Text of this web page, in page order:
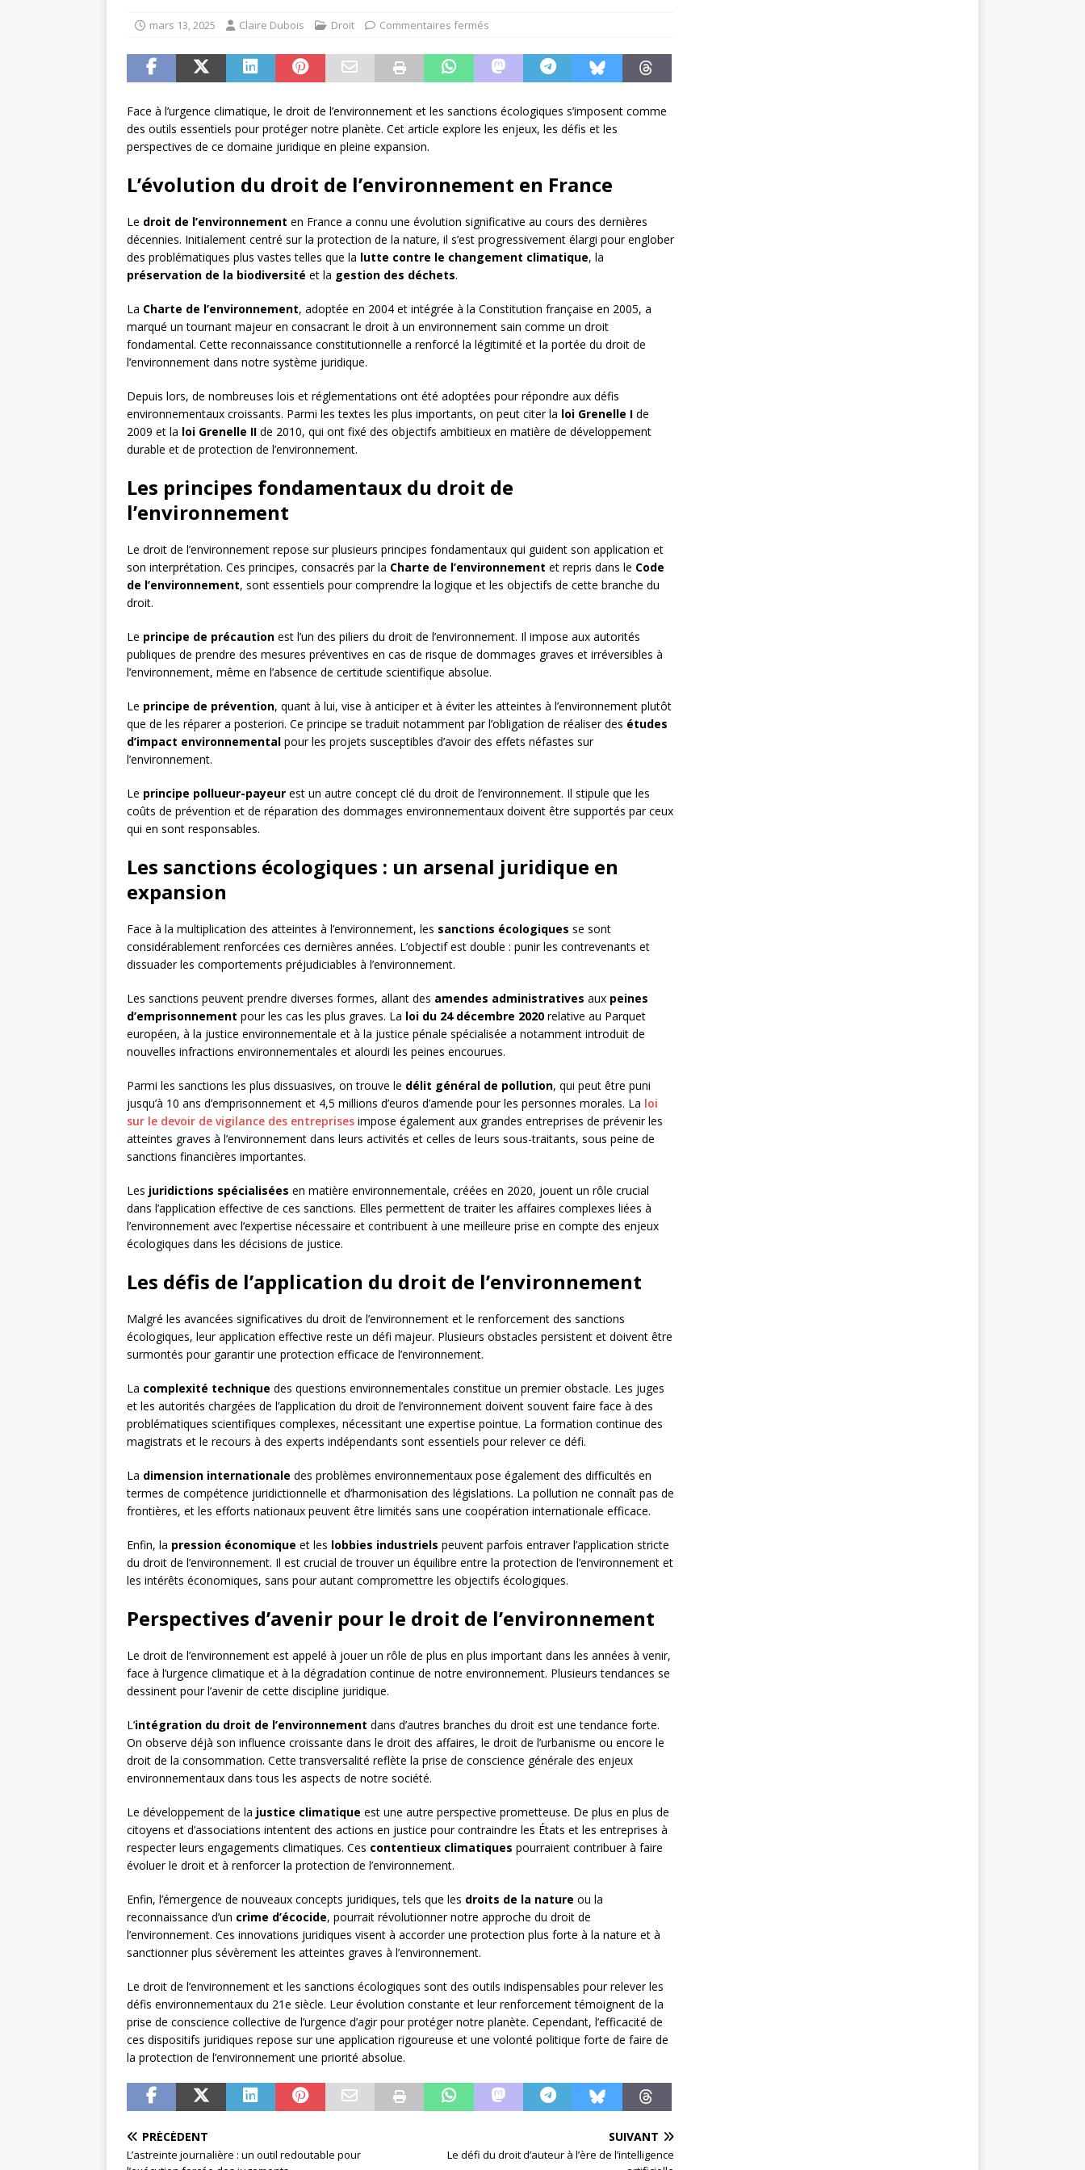
mars 13, 2025 Claire Dubois Droit Commentaires fermés
Face à l’urgence climatique, le droit de l’environnement et les sanctions écologiques s’imposent comme
des outils essentiels pour protéger notre planète. Cet article explore les enjeux, les défis et les
perspectives de ce domaine juridique en pleine expansion.
L’évolution du droit de l’environnement en France
Le droit de l’environnement en France a connu une évolution significative au cours des dernières
décennies. Initialement centré sur la protection de la nature, il s’est progressivement élargi pour englober
des problématiques plus vastes telles que la lutte contre le changement climatique, la
préservation de la biodiversité et la gestion des déchets.
La Charte de l’environnement, adoptée en 2004 et intégrée à la Constitution française en 2005, a
marqué un tournant majeur en consacrant le droit à un environnement sain comme un droit
fondamental. Cette reconnaissance constitutionnelle a renforcé la légitimité et la portée du droit de
l’environnement dans notre système juridique.
Depuis lors, de nombreuses lois et réglementations ont été adoptées pour répondre aux défis
environnementaux croissants. Parmi les textes les plus importants, on peut citer la loi Grenelle I de
2009 et la loi Grenelle II de 2010, qui ont fixé des objectifs ambitieux en matière de développement
durable et de protection de l’environnement.
Les principes fondamentaux du droit de
l’environnement
Le droit de l’environnement repose sur plusieurs principes fondamentaux qui guident son application et
son interprétation. Ces principes, consacrés par la Charte de l’environnement et repris dans le Code
de l’environnement, sont essentiels pour comprendre la logique et les objectifs de cette branche du
droit.
Le principe de précaution est l’un des piliers du droit de l’environnement. Il impose aux autorités
publiques de prendre des mesures préventives en cas de risque de dommages graves et irréversibles à
l’environnement, même en l’absence de certitude scientifique absolue.
Le principe de prévention, quant à lui, vise à anticiper et à éviter les atteintes à l’environnement plutôt
que de les réparer a posteriori. Ce principe se traduit notamment par l’obligation de réaliser des études
d’impact environnemental pour les projets susceptibles d’avoir des effets néfastes sur
l’environnement.
Le principe pollueur-payeur est un autre concept clé du droit de l’environnement. Il stipule que les
coûts de prévention et de réparation des dommages environnementaux doivent être supportés par ceux
qui en sont responsables.
Les sanctions écologiques : un arsenal juridique en
expansion
Face à la multiplication des atteintes à l’environnement, les sanctions écologiques se sont
considérablement renforcées ces dernières années. L’objectif est double : punir les contrevenants et
dissuader les comportements préjudiciables à l’environnement.
Les sanctions peuvent prendre diverses formes, allant des amendes administratives aux peines
d’emprisonnement pour les cas les plus graves. La loi du 24 décembre 2020 relative au Parquet
européen, à la justice environnementale et à la justice pénale spécialisée a notamment introduit de
nouvelles infractions environnementales et alourdi les peines encourues.
Parmi les sanctions les plus dissuasives, on trouve le délit général de pollution, qui peut être puni
jusqu’à 10 ans d’emprisonnement et 4,5 millions d’euros d’amende pour les personnes morales. La loi
sur le devoir de vigilance des entreprises impose également aux grandes entreprises de prévenir les
atteintes graves à l’environnement dans leurs activités et celles de leurs sous-traitants, sous peine de
sanctions financières importantes.
Les juridictions spécialisées en matière environnementale, créées en 2020, jouent un rôle crucial
dans l’application effective de ces sanctions. Elles permettent de traiter les affaires complexes liées à
l’environnement avec l’expertise nécessaire et contribuent à une meilleure prise en compte des enjeux
écologiques dans les décisions de justice.
Les défis de l’application du droit de l’environnement
Malgré les avancées significatives du droit de l’environnement et le renforcement des sanctions
écologiques, leur application effective reste un défi majeur. Plusieurs obstacles persistent et doivent être
surmontés pour garantir une protection efficace de l’environnement.
La complexité technique des questions environnementales constitue un premier obstacle. Les juges
et les autorités chargées de l’application du droit de l’environnement doivent souvent faire face à des
problématiques scientifiques complexes, nécessitant une expertise pointue. La formation continue des
magistrats et le recours à des experts indépendants sont essentiels pour relever ce défi.
La dimension internationale des problèmes environnementaux pose également des difficultés en
termes de compétence juridictionnelle et d’harmonisation des législations. La pollution ne connaît pas de
frontières, et les efforts nationaux peuvent être limités sans une coopération internationale efficace.
Enfin, la pression économique et les lobbies industriels peuvent parfois entraver l’application stricte
du droit de l’environnement. Il est crucial de trouver un équilibre entre la protection de l’environnement et
les intérêts économiques, sans pour autant compromettre les objectifs écologiques.
Perspectives d’avenir pour le droit de l’environnement
Le droit de l’environnement est appelé à jouer un rôle de plus en plus important dans les années à venir,
face à l’urgence climatique et à la dégradation continue de notre environnement. Plusieurs tendances se
dessinent pour l’avenir de cette discipline juridique.
L’intégration du droit de l’environnement dans d’autres branches du droit est une tendance forte.
On observe déjà son influence croissante dans le droit des affaires, le droit de l’urbanisme ou encore le
droit de la consommation. Cette transversalité reflète la prise de conscience générale des enjeux
environnementaux dans tous les aspects de notre société.
Le développement de la justice climatique est une autre perspective prometteuse. De plus en plus de
citoyens et d’associations intentent des actions en justice pour contraindre les États et les entreprises à
respecter leurs engagements climatiques. Ces contentieux climatiques pourraient contribuer à faire
évoluer le droit et à renforcer la protection de l’environnement.
Enfin, l’émergence de nouveaux concepts juridiques, tels que les droits de la nature ou la
reconnaissance d’un crime d’écocide, pourrait révolutionner notre approche du droit de
l’environnement. Ces innovations juridiques visent à accorder une protection plus forte à la nature et à
sanctionner plus sévèrement les atteintes graves à l’environnement.
Le droit de l’environnement et les sanctions écologiques sont des outils indispensables pour relever les
défis environnementaux du 21e siècle. Leur évolution constante et leur renforcement témoignent de la
prise de conscience collective de l’urgence d’agir pour protéger notre planète. Cependant, l’efficacité de
ces dispositifs juridiques repose sur une application rigoureuse et une volonté politique forte de faire de
la protection de l’environnement une priorité absolue.
PRÉCÉDENT
L’astreinte journalière : un outil redoutable pour
SUIVANT
Le défi du droit d’auteur à l’ère de l’intelligence